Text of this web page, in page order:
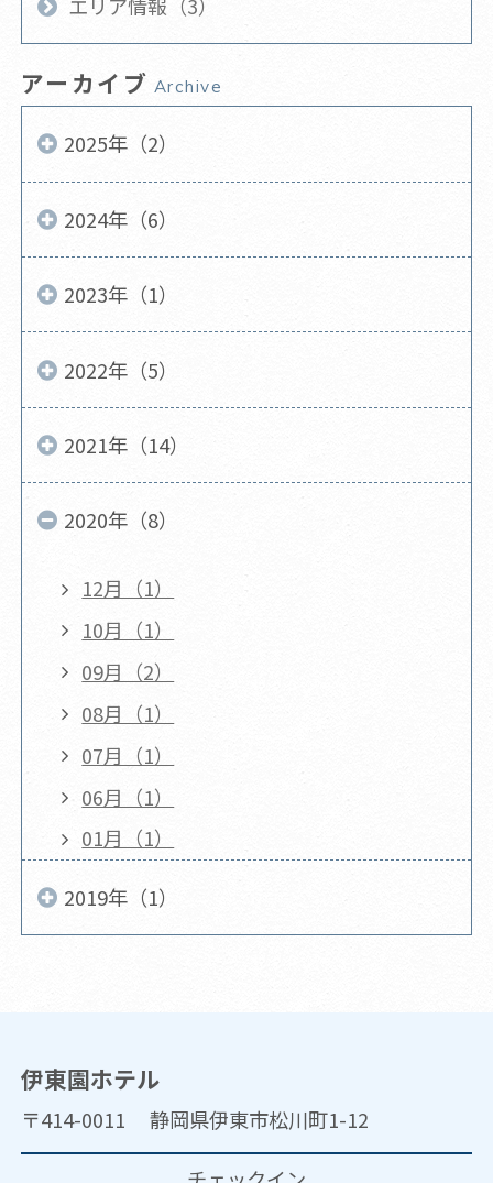
アーカイブ Archive
2025年（2）
2024年（6）
2023年（1）
2022年（5）
2021年（14）
2020年（8）
12月（1）
10月（1）
09月（2）
08月（1）
07月（1）
06月（1）
01月（1）
2019年（1）
伊東園ホテル
〒414-0011 静岡県伊東市松川町1-12